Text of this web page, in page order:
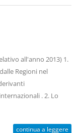
all'anno 2013) 1.
Regioni nel
. 2. Lo
continua a leggere